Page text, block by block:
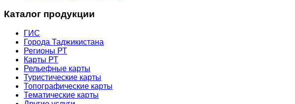
Каталог продукции
ГИС
Города Таджикистана
Регионы РТ
Карты РТ
Рельефные карты
Туристические карты
Топографические карты
Тематические карты